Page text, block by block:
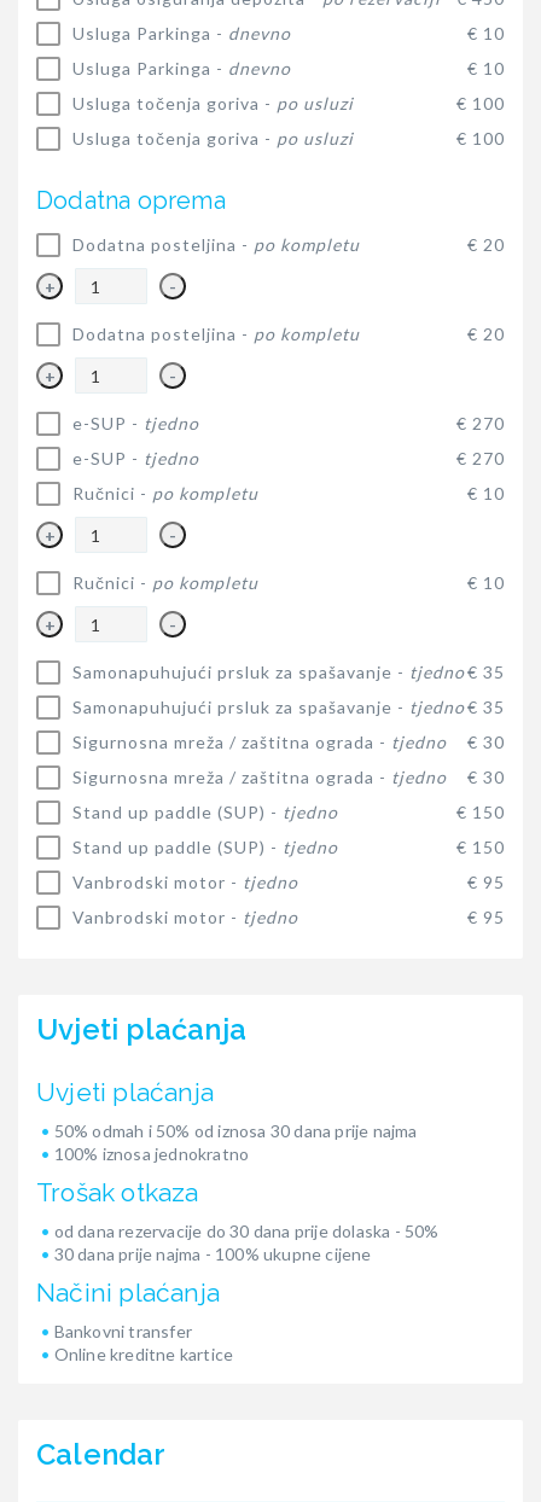
Usluga Parkinga - dnevno
€ 10
Usluga Parkinga - dnevno
€ 10
Usluga točenja goriva - po usluzi
€ 100
Usluga točenja goriva - po usluzi € 100
Dodatna oprema
Dodatna posteljina - po kompletu € 20
+ -
Dodatna posteljina - po kompletu € 20
+ -
e-SUP - tjedno
€ 270
e-SUP - tjedno
€ 270
Ručnici - po kompletu € 10
+ -
Ručnici - po kompletu € 10
+ -
Samonapuhujući prsluk za spašavanje - tjedno€ 35
Samonapuhujući prsluk za spašavanje - tjedno€ 35
Sigurnosna mreža / zaštitna ograda - tjedno
€ 30
Sigurnosna mreža / zaštitna ograda - tjedno
€ 30
Stand up paddle (SUP) - tjedno
€ 150
Stand up paddle (SUP) - tjedno
€ 150
Vanbrodski motor - tjedno
€ 95
Vanbrodski motor - tjedno € 95
Uvjeti plaćanja
Uvjeti plaćanja
50% odmah i 50% od iznosa 30 dana prije najma
100% iznosa jednokratno
Trošak otkaza
od dana rezervacije do 30 dana prije dolaska - 50%
30 dana prije najma - 100% ukupne cijene
Načini plaćanja
Bankovni transfer
Online kreditne kartice
Calendar